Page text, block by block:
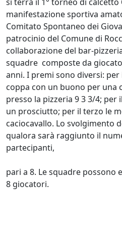
manifestazione sportiva
Comitato Spontaneo dei
patrocinio del Comune di
collaborazione del bar-
squadre composte da
anni. I premi sono diversi: per
coppa con un buono per una
presso la pizzeria 9 3 3/4; per
un prosciutto; per il terzo le
caciocavallo. Lo svolgimento
qualora sarà raggiunto il
partecipanti,
pari a 8. Le squadre possono
8 giocatori.